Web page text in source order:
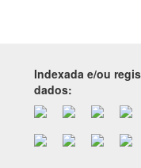
Indexada e/ou
dados: